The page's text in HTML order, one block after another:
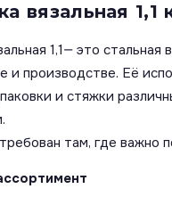
вязальная
1,1— это
и производстве. Её
и стяжки
там, где важно